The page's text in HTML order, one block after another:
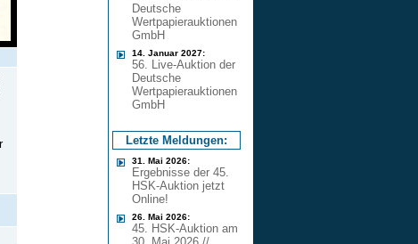
Deutsche
Wertpapierauktionen
GmbH
14. Januar 2027:
56. Live-Auktion der
Deutsche
Wertpapierauktionen
GmbH
Letzte Meldungen:
31. Mai 2026:
Ergebnisse der 45.
HSK-Auktion jetzt
Online!
26. Mai 2026:
45. HSK-Auktion am